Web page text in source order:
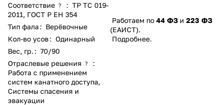
Соответствие ? : ТР ТС 019-
2011, ГОСТ Р ЕН 354
Тип фала : Верёвочные
Кол-во усов: Одинарный
Вес, гр. : 70/90
Отраслевые решения
?
:
Работа с применением
систем канатного доступа,
Системы спасения и
эвакуации
Работаем по 44 ФЗ и 223 ФЗ
(ЕАИСТ).
Подробнее.